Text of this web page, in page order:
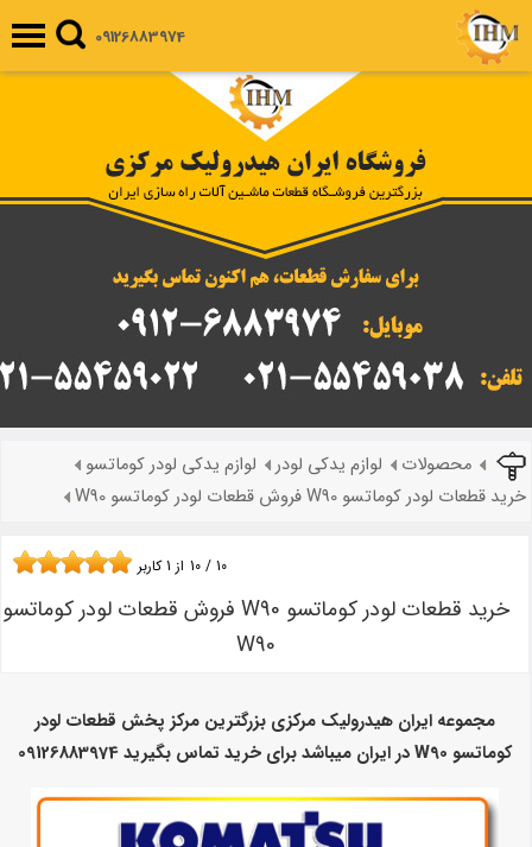
09126883974
محصولات لوازم یدکی لودر
لوازم یدکی لودر کوماتسو
خرید قطعات لودر کوماتسو W90 فروش قطعات لودر کوماتسو W90
خرید قطعات لودر کوماتسو W90 فروش قطعات لودر کوماتسو
W90
10 / 10 از 1کاربر
مجموعه ایران هیدرولیک مرکزی بزرگترین مرکز پخش قطعات لودر
کوماتسو W90 در ایران میباشد برای خرید تماس بگیرید 09126883974